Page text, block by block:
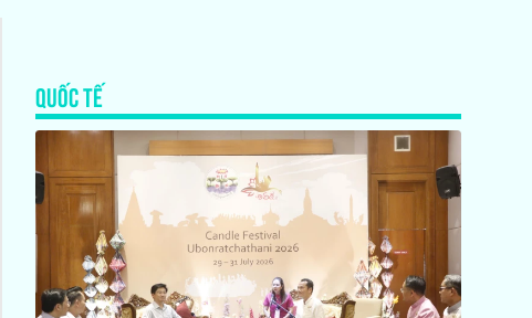
QUỐC TẾ